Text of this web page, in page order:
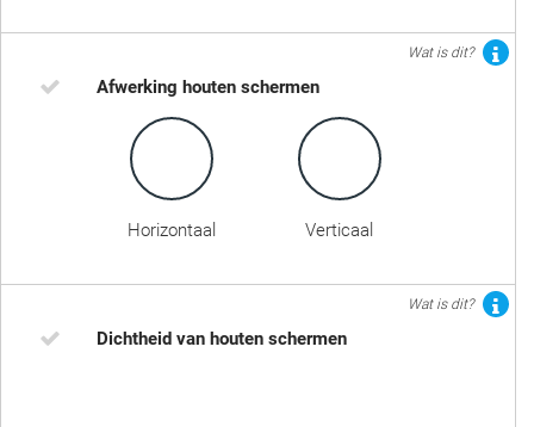
Wat is dit?
Afwerking houten schermen
Horizontaal Verticaal
Wat is dit?
Dichtheid van houten schermen